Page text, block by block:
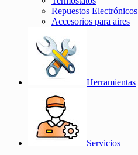
Repuestos Electrónicos
Accesorios para aires
Herramientas
Servicios